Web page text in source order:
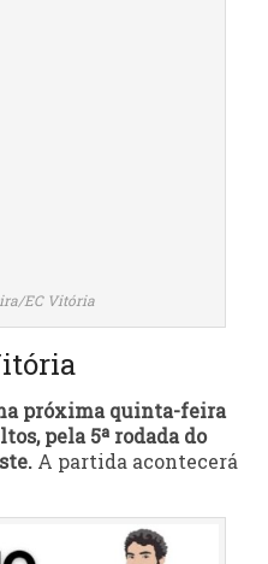
EC Vitória
próxima quinta-feira
pela 5ª rodada do
A partida acontecerá